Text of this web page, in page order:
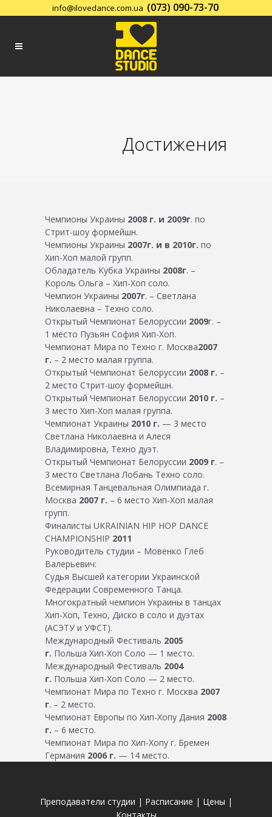
info@ilovedance.com.ua (073) 090-73-70
Заказать обратный звонок
Достижения
Чемпионы Украины 2008 г. и 2009г. по
Стрит-шоу формейшн.
Чемпионы Украины 2007г. и в 2010г. по
Хип-Хоп малой групп.
Обладатель Кубка Украины 2008г. –
Король Ольга – Хип-Хоп соло.
Чемпион Украины 2007г. – Светлана
Николаевна – Техно соло.
Открытый Чемпионат Белоруссии 2009г. –
1 место Пузьян София Хип-Хоп.
Чемпионат Мира по Техно г. Москва2007
г. – 2 место малая группа.
Открытый Чемпионат Белоруссии 2008 г. –
2 место Стрит-шоу формейшн.
Открытый Чемпионат Белоруссии 2010 г. –
3 место Хип-Хоп малая группа.
Чемпионат Украины 2010 г. — 3 место
Светлана Николаевна и Алеся
Владимировна, Техно дуэт.
Открытый Чемпионат Белоруссии 2009 г. –
3 место Светлана Лобань Техно соло.
Всемирная Танцевальная Олимпиада г.
Москва 2007 г. – 6 место Хип-Хоп малая
групп.
Финалисты UKRAINIAN HIP HOP DANCE
CHAMPIONSHIP 2011
Руководитель студии – Мовенко Глеб
Валерьевич:
Судья Высшей категории Украинской
Федерации Современного Танца.
Многократный чемпион Украины в танцах
Хип-Хоп, Техно, Диско в соло и дуэтах
(АСЭТУ и УФСТ).
Международный Фестиваль 2005
г. Польша Хип-Хоп Соло — 1 место.
Международный Фестиваль 2004
г. Польша Хип-Хоп Соло — 2 место.
Чемпионат Мира по Техно г. Москва 2007
г. – 2 место.
Чемпионат Европы по Хип-Хопу Дания 2008
г. – 6 место.
Чемпионат Мира по Хип-Хопу г. Бремен
Германия 2006 г. — 14 место.
Преподаватели студии | Расписание | Цены |